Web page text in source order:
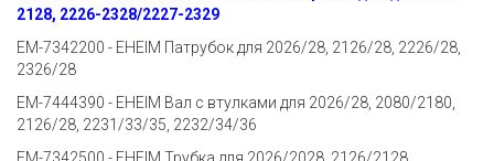
2128, 2226-2328/2227-2329
EM-7342200 - EHEIM Патрубок для 2026/28, 2126/28, 2226/28,
2326/28
EM-7444390 - EHEIM Вал с втулками для 2026/28, 2080/2180,
2126/28, 2231/33/35, 2232/34/36